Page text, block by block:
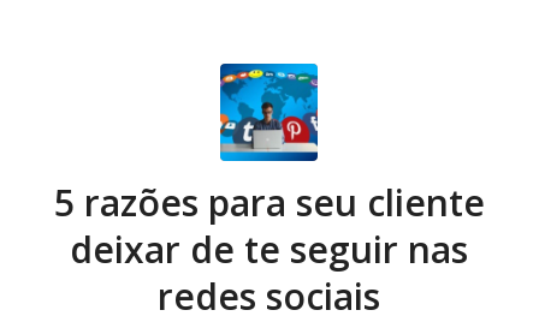
5 razões para seu cliente
deixar de te seguir nas
redes sociais